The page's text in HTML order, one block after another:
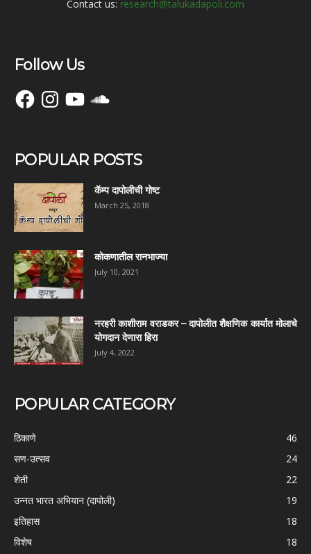
Contact us: research@talukadapoli.com
Follow Us
FacebookInstagramYouTubeSoundCloud
POPULAR POSTS
कॅम्प दापोलीची गोष्ट
March 25, 2018
कोकणातील रानभाज्या
July 10, 2021
नरहरी काशीराम वराडकर – दापोलीत शैक्षणिक कार्यात मोलाचे
योगदान देणारा हिरा
July 4, 2022
POPULAR CATEGORY
ठिकाणे
46
सण-उत्सव
24
शेती
22
उन्नत भारत अभियान (दापोली)
19
इतिहास
18
विशेष
18